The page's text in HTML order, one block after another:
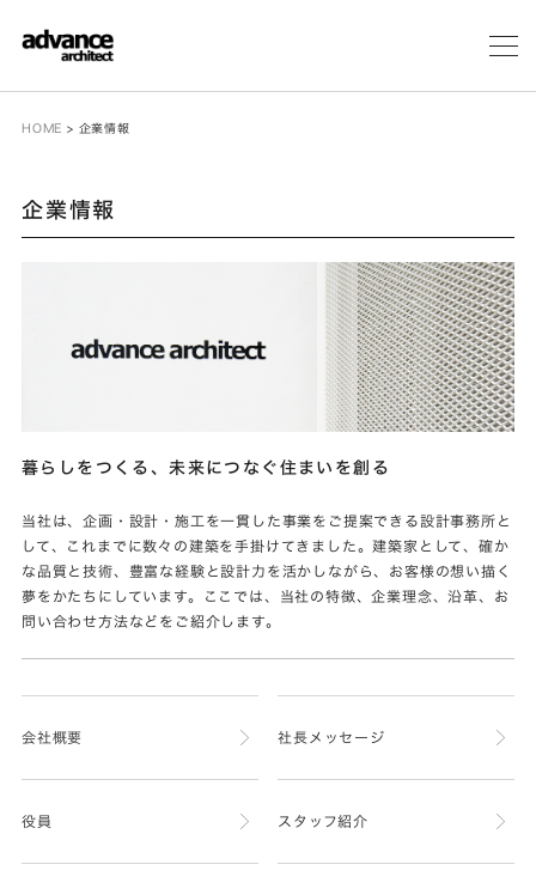
メ
HOME > 企業情報
企業情報
暮らしをつくる、未来につなぐ住まいを創る
当社は、企画・設計・施工を一貫した事業をご提案できる設計事務所と
して、これまでに数々の建築を手掛けてきました。建築家として、確か
な品質と技術、豊富な経験と設計力を活かしながら、お客様の想い描く
夢をかたちにしています。ここでは、当社の特徴、企業理念、沿革、お
問い合わせ方法などをご紹介します。
会社概要 社長メッセージ
役員 スタッフ紹介